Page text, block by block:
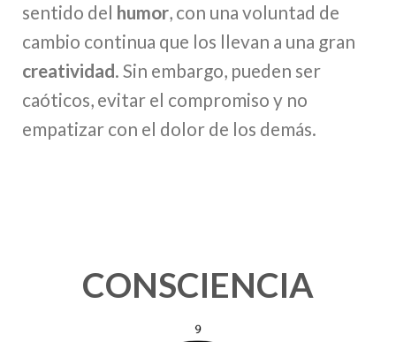
sentido del humor, con una voluntad de
cambio continua que los llevan a una gran
creatividad. Sin embargo, pueden ser
caóticos, evitar el compromiso y no
empatizar con el dolor de los demás.
CONSCIENCIA